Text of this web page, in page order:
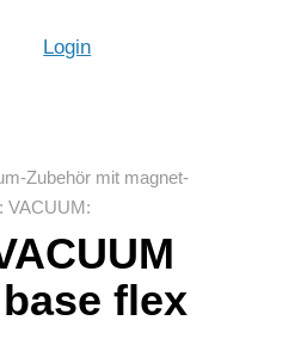
Login
Zubehör mit magnet-
: VACUUM:
flex